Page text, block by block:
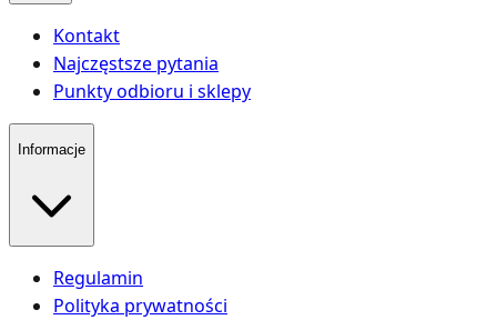
Kontakt
Najczęstsze pytania
Punkty odbioru i sklepy
Informacje
Regulamin
Polityka prywatności